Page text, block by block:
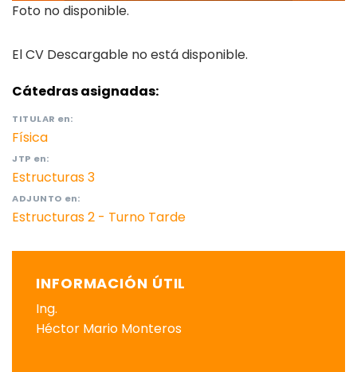
Foto no disponible.
El CV Descargable no está disponible.
Cátedras asignadas:
TITULAR en:
Física
JTP en:
Estructuras 3
ADJUNTO en:
Estructuras 2 - Turno Tarde
INFORMACIÓN ÚTIL
Ing.
Héctor Mario Monteros